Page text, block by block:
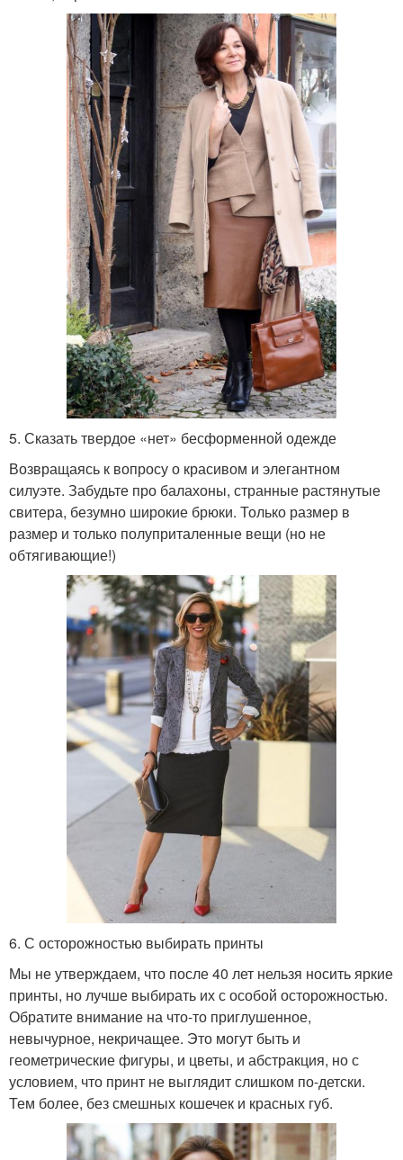
5. Сказать твердое «нет» бесформенной одежде
Возвращаясь к вопросу о красивом и элегантном
силуэте. Забудьте про балахоны, странные растянутые
свитера, безумно широкие брюки. Только размер в
размер и только полуприталенные вещи (но не
обтягивающие!)
6. С осторожностью выбирать принты
Мы не утверждаем, что после 40 лет нельзя носить яркие
принты, но лучше выбирать их с особой осторожностью.
Обратите внимание на что-то приглушенное,
невычурное, некричащее. Это могут быть и
геометрические фигуры, и цветы, и абстракция, но с
условием, что принт не выглядит слишком по-детски.
Тем более, без смешных кошечек и красных губ.